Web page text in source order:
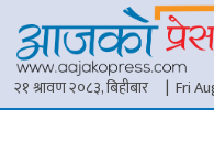
२१ श्रावण २०८३, बिहीबार | Fri